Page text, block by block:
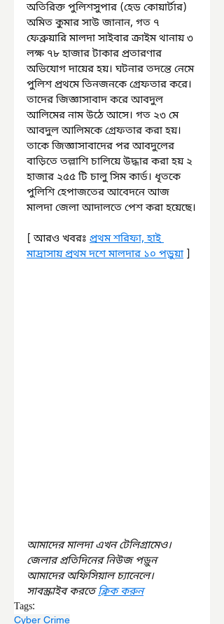
অতিরিক্ত পুলিশসুপার (হেড কোয়ার্টার)
অমিত কুমার সাউ জানান, গত ৭
ফেব্রুয়ারি মালদা সাইবার ক্রাইম থানায় ৩
লক্ষ ৭৮ হাজার টাকার প্রতারণার
অভিযোগ দায়ের হয়। ঘটনার তদন্তে নেমে
পুলিশ প্রথমে তিনজনকে গ্রেফতার করে।
তাদের জিজ্ঞাসাবাদ করে আবদুল
আলিমের নাম উঠে আসে। গত ২৩ মে
আবদুল আলিমকে গ্রেফতার করা হয়।
তাকে জিজ্ঞাসাবাদের পর আবদুলের
বাড়িতে তল্লাশি চালিয়ে উদ্ধার করা হয় ২
হাজার ২৫৫ টি চালু সিম কার্ড। ধৃতকে
পুলিশি হেপাজতের আবেদনে আজ
মালদা জেলা আদালতে পেশ করা হয়েছে।
[ আরও খবরঃ প্রথম শরিফা, হাই
মাদ্রাসায় প্রথম দশে মালদার ১০ পড়ুয়া ]
আমাদের মালদা এখন টেলিগ্রামেও।
জেলার প্রতিদিনের নিউজ পড়ুন
আমাদের অফিসিয়াল চ্যানেলে।
সাবস্ক্রাইব করতে ক্লিক করুন
Tags:
Cyber Crime